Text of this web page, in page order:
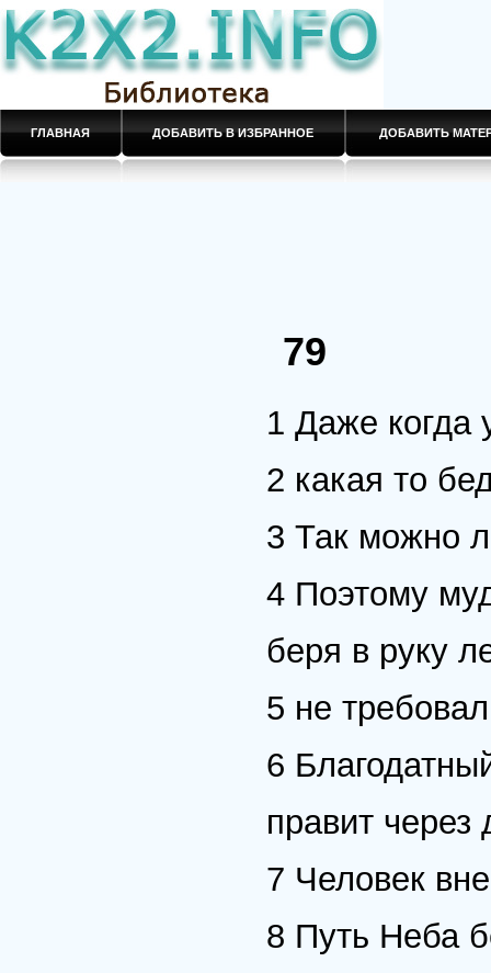
ГЛАВНАЯ ДОБАВИТЬ В ИЗБРАННОЕ ДОБАВИТЬ
79
1 Даже когда
2 какая то
3 Так можно
4 Поэтому
беря в руку
5 не
6
правит через
7 Человек
8 Путь Неба